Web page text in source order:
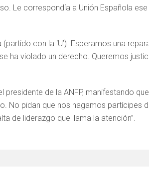
Le correspondía a Unión Española
con la ‘U’). Esperamos una
ha violado un derecho. Queremos
de la ANFP, manifestando
No pidan que nos hagamos partícipes
de liderazgo que llama la atención”.